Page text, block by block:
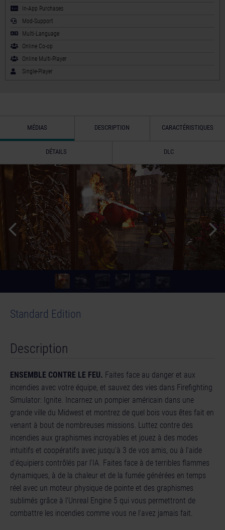
In-App Purchases
Mod-Support
Multi-Language
Online Co-op
Online Multi-Player
Single-Player
MÉDIAS DESCRIPTION CARACTÉRISTIQUES
DÉTAILS DLC
Standard Edition
Description
ENSEMBLE CONTRE LE FEU. Faites face au danger et aux
incendies avec votre équipe, et sauvez des vies dans Firefighting
Simulator: Ignite. Incarnez un pompier américain dans une
grande ville du Midwest et montrez de quel bois vous êtes fait en
venant à bout de nombreuses missions. Luttez contre des
incendies aux graphismes incroyables et jouez à des modes
intuitifs et coopératifs avec jusqu'à 3 de vos amis, ou à l'aide
d'équipiers contrôlés par l'IA. Faites face à de terribles flammes
dynamiques, à de la chaleur et de la fumée générées en temps
réel avec un moteur physique de pointe et des graphismes
sublimés grâce à l'Unreal Engine 5 qui vous permettront de
combattre les incendies comme vous ne l'avez jamais fait.